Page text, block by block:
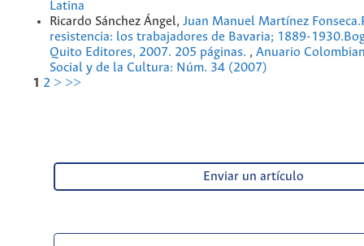
Latina
Ricardo Sánchez Ángel, Juan Manuel Martínez
resistencia: los trabajadores de Bavaria; 1889-
Quito Editores, 2007. 205 páginas. , Anuario
Social y de la Cultura: Núm. 34 (2007)
1 2 > >>
Enviar un artículo